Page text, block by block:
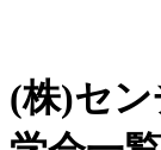
(株)セ